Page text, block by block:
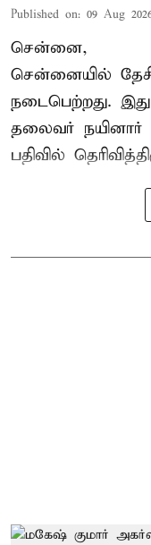
Published on: 09 Aug
சென்னை,
சென்னையில்
நடைபெற்றது.
தலைவர் நயினார்
பதிவில்